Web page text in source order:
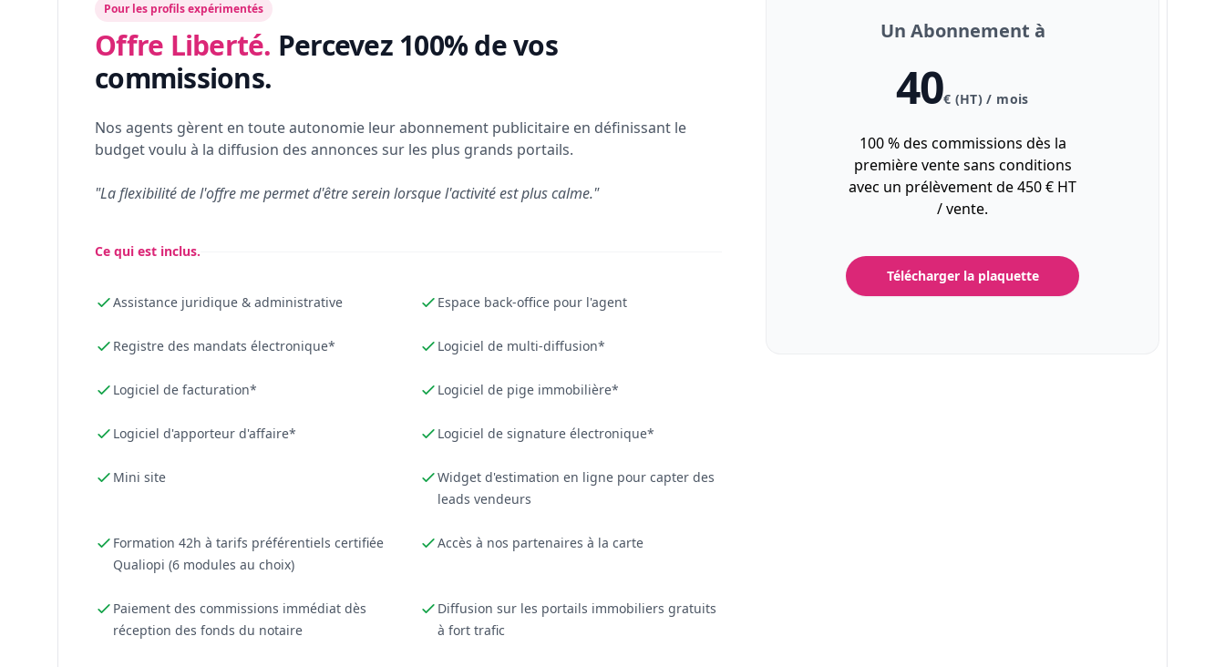
Pour les profils expérimentés
Offre Liberté. Percevez 100% de vos
commissions.
Nos agents gèrent en toute autonomie leur abonnement publicitaire en définissant le
budget voulu à la diffusion des annonces sur les plus grands portails.
"La flexibilité de l'offre me permet d'être serein lorsque l'activité est plus calme."
Ce qui est inclus.
Assistance juridique & administrative Espace back-office pour l'agent
Registre des mandats électronique* Logiciel de multi-diffusion*
Logiciel de facturation* Logiciel de pige immobilière*
Logiciel d'apporteur d'affaire* Logiciel de signature électronique*
Mini site
Widget d'estimation en ligne pour capter des
leads vendeurs
Formation 42h à tarifs préférentiels certifiée
Qualiopi (6 modules au choix)
Accès à nos partenaires à la carte
Paiement des commissions immédiat dès
réception des fonds du notaire
Diffusion sur les portails immobiliers gratuits
à fort trafic
Un Abonnement à
40€ (HT) / mois
100 % des commissions dès la
première vente sans conditions
avec un prélèvement de 450 € HT
/ vente.
Télécharger la plaquette